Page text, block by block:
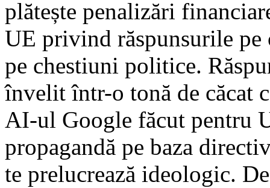
plătește penalizări
UE privind răspunsurile pe
pe chestiuni politice.
învelit într-o tonă de căcat
AI-ul Google făcut pentru
propagandă pe baza
te prelucrează ideologic.